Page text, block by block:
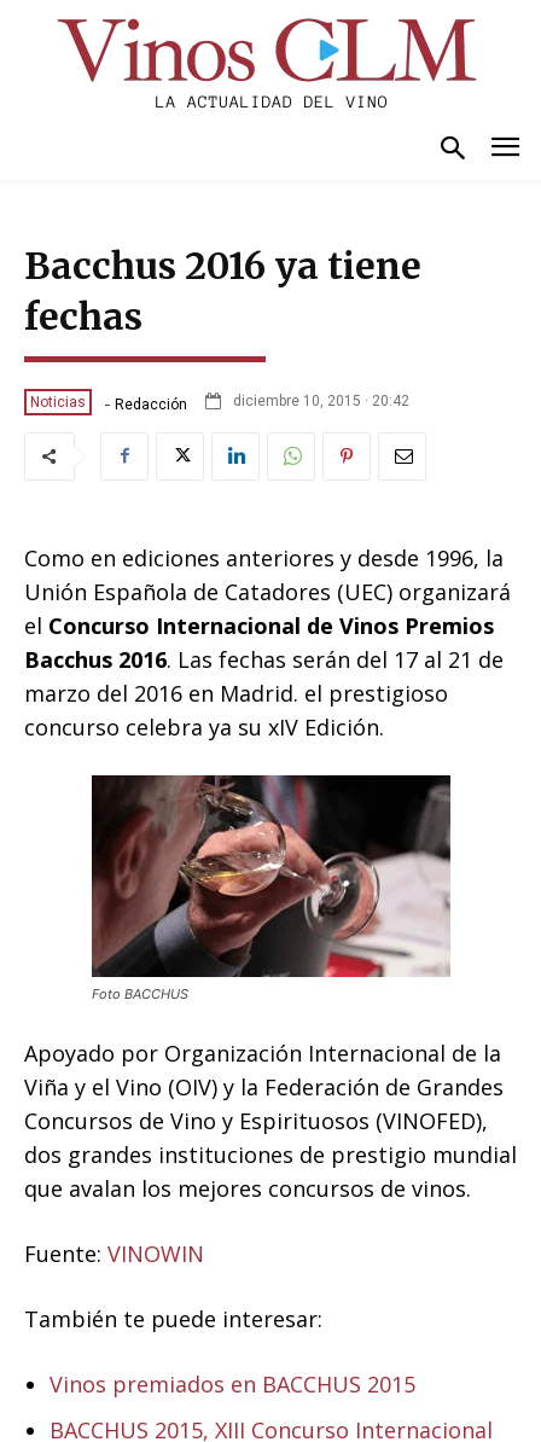
Bacchus 2016 ya tiene
fechas
Noticias - Redacción diciembre 10, 2015 · 20:42
Como en ediciones anteriores y desde 1996, la
Unión Española de Catadores (UEC) organizará
el Concurso Internacional de Vinos Premios
Bacchus 2016. Las fechas serán del 17 al 21 de
marzo del 2016 en Madrid. el prestigioso
concurso celebra ya su xIV Edición.
Foto BACCHUS
Apoyado por Organización Internacional de la
Viña y el Vino (OIV) y la Federación de Grandes
Concursos de Vino y Espirituosos (VINOFED),
dos grandes instituciones de prestigio mundial
que avalan los mejores concursos de vinos.
Fuente: VINOWIN
También te puede interesar:
Vinos premiados en BACCHUS 2015
BACCHUS 2015, XIII Concurso Internacional